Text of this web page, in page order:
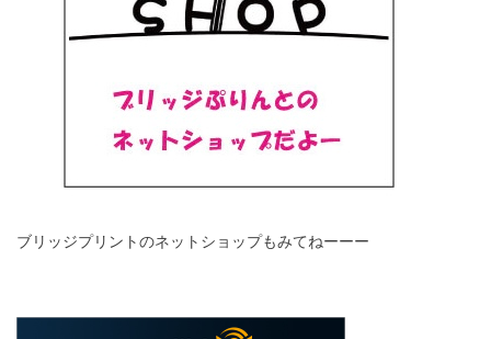
ブリッジプリントのネットショップもみてねーーー